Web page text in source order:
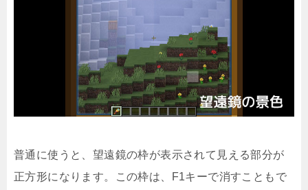
普通に使うと、望遠鏡の枠が表示されて見える部分が
正方形になります。この枠は、F1キーで消すこともで